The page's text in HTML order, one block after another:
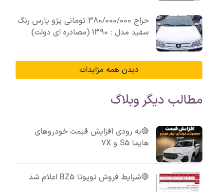
حراج 380/000/000 تومانی پژو پارس رنگ
سفید مدل : 1390 (مصادره ای دولت)
دیدن همه مزایدات
مطالب دیگر وبلاگ
🔴به زودی افزایش قیمت خودروهای
هایما S5 و 7X
🔴شرایط فروش تویوتا BZ5 اعلام شد